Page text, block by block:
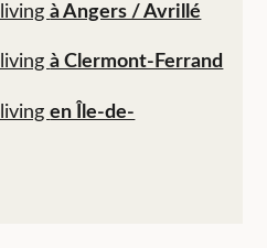
à Angers / Avrillé
à Clermont-Ferrand
en Île-de-